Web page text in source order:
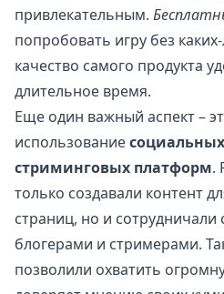
привлекательным.
попробовать игру без
качество самого продукта
длительное время.
Еще один важный аспект –
использование
стриминговых платформ.
только создавали контент
страниц, но и
блогерами и стримерами.
позволили охватить